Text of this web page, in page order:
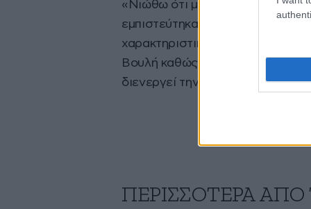
«Νιώθω ότι με πούλησαν, με
εμπιστεύτηκα κι αυτό είναι
χαρακτηριστικά. Οι νέες
Βουλή καθώς ο αντεισαγγελέας
διενεργεί την έρευνα
ΠΕΡΙΣΣΟΤΕΡΑ